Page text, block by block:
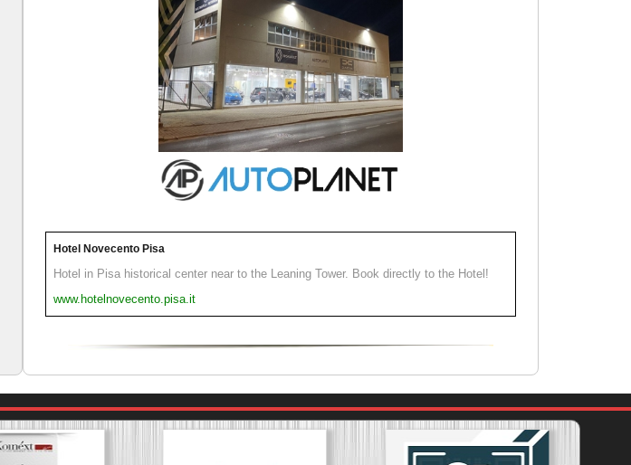
Hotel Novecento Pisa
Hotel in Pisa historical center near to the Leaning Tower. Book directly to the Hotel!
www.hotelnovecento.pisa.it